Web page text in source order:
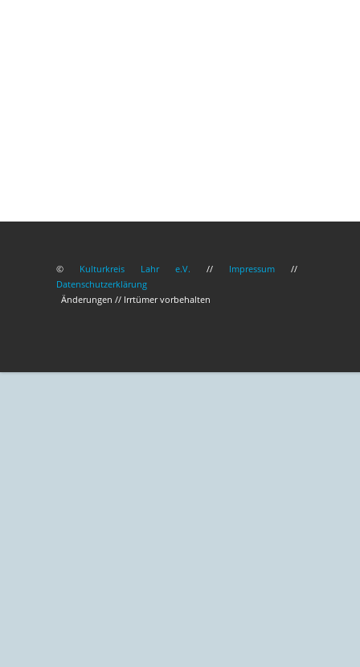
© Kulturkreis Lahr e.V. // Impressum //
Datenschutzerklärung
Änderungen // Irrtümer vorbehalten